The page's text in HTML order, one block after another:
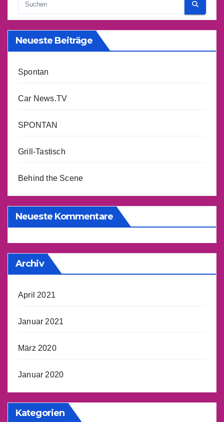
Neueste Beiträge
Spontan
Car News.TV
SPONTAN
Grill-Tastisch
Behind the Scene
Neueste Kommentare
Archiv
April 2021
Januar 2021
März 2020
Januar 2020
Kategorien